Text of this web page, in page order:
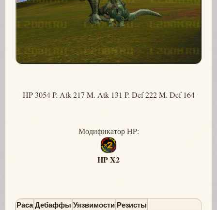
HP 3054 P. Atk 217 M. Atk 131 P. Def 222 M. Def 164
Модификатор HP:
HP X2
Раса Дебаффы Уязвимости Резисты